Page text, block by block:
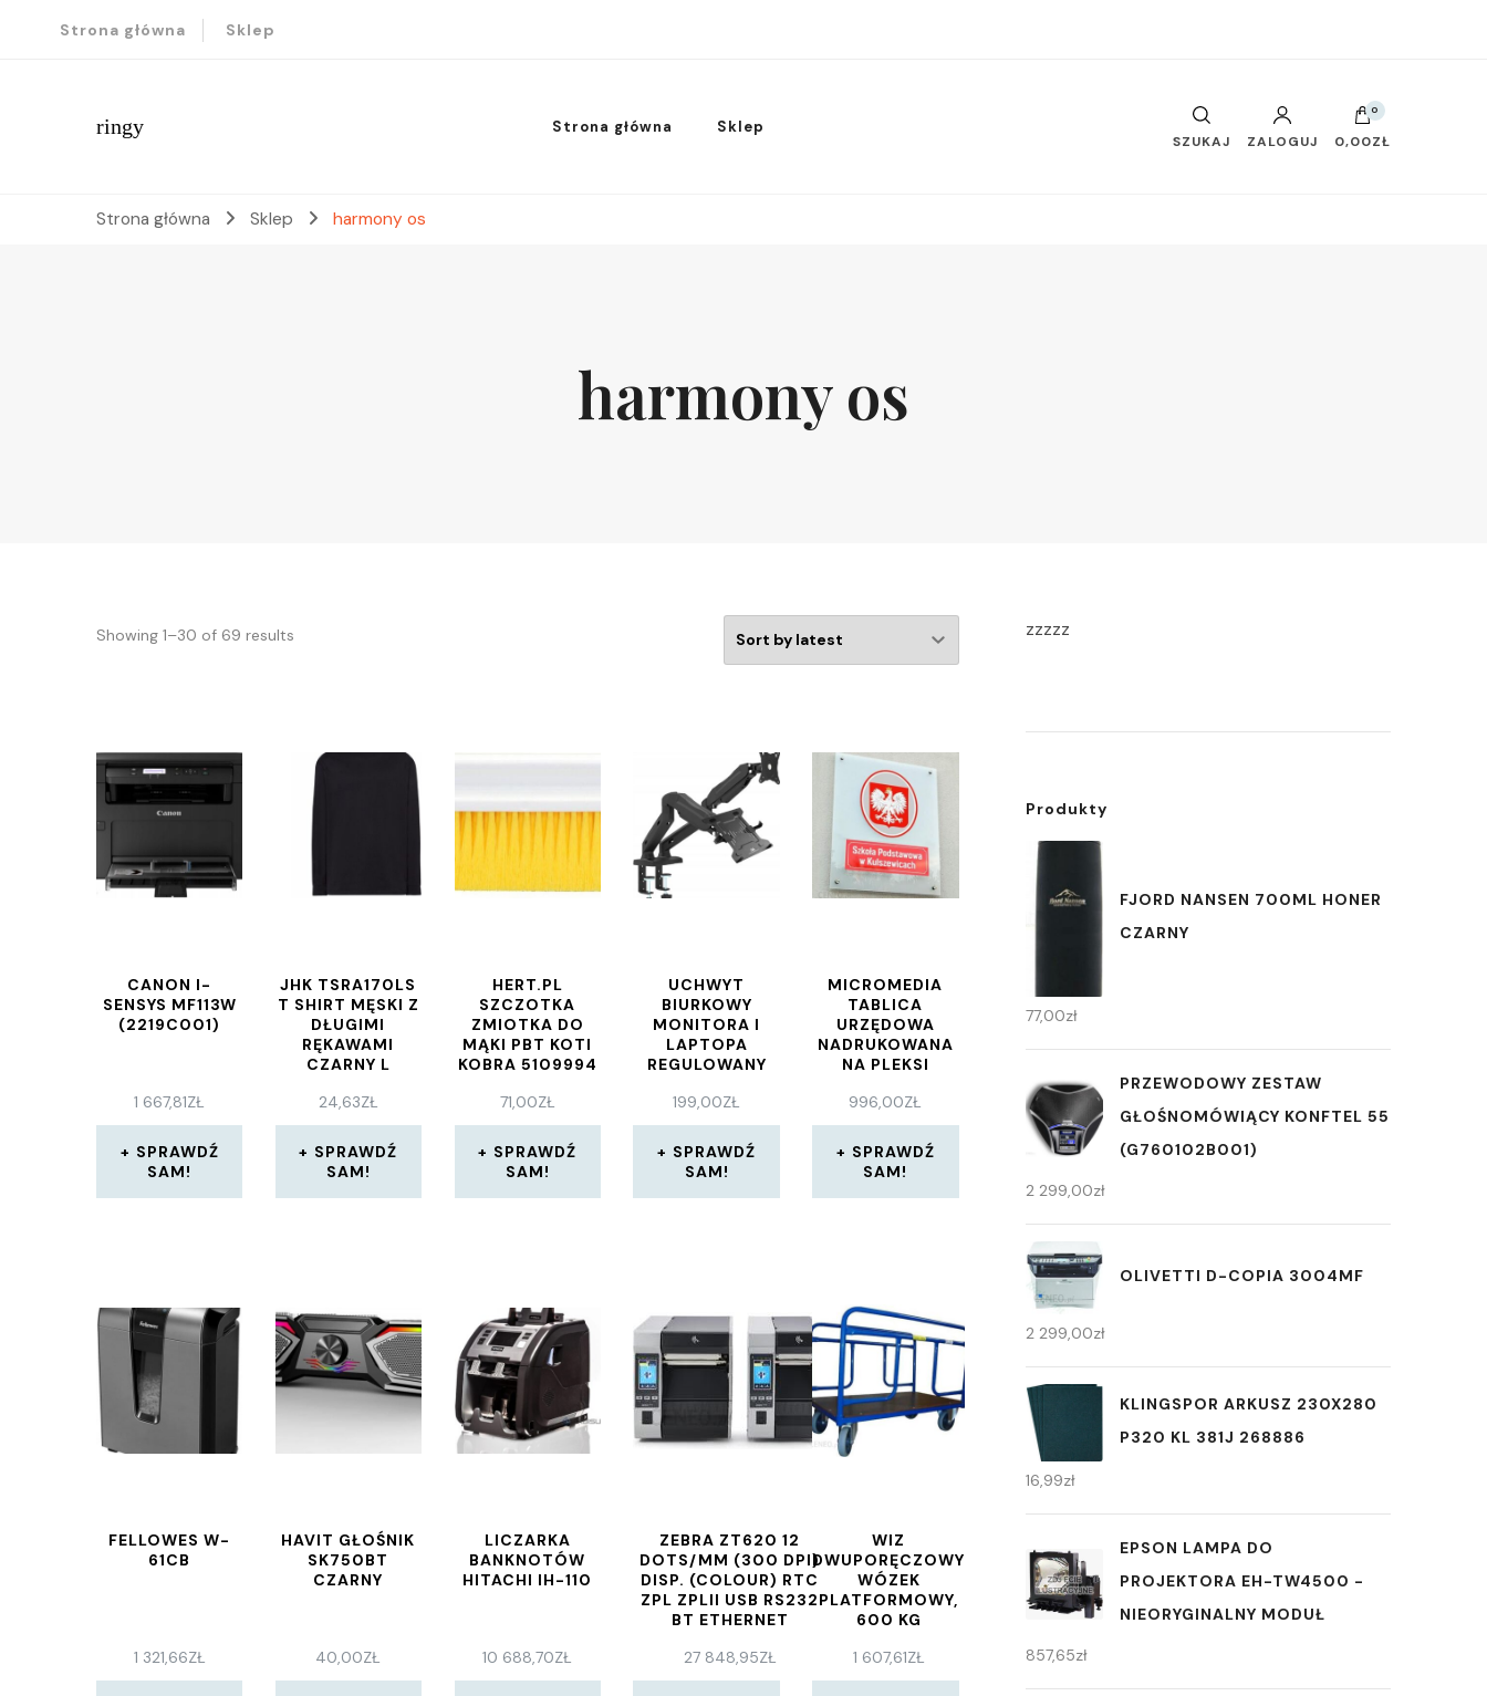
Strona główna Sklep
ringy Strona główna Sklep
SZUKAJ ZALOGUJ
0
0,00ZŁ
Strona główna Sklep harmony os
harmony os
Showing 1–30 of 69 results
CANON I-
SENSYS MF113W
(2219C001)
1 667,81ZŁ
SPRAWDŹ
SAM!
JHK TSRA170LS
T SHIRT MĘSKI Z
DŁUGIMI
RĘKAWAMI
CZARNY L
24,63ZŁ
SPRAWDŹ
SAM!
HERT.PL
SZCZOTKA
ZMIOTKA DO
MĄKI PBT KOTI
KOBRA 5109994
71,00ZŁ
SPRAWDŹ
SAM!
UCHWYT
BIURKOWY
MONITORA I
LAPTOPA
REGULOWANY
199,00ZŁ
SPRAWDŹ
SAM!
MICROMEDIA
TABLICA
URZĘDOWA
NADRUKOWANA
NA PLEKSI
GODŁEM 90 CM
X 80 CM
996,00ZŁ
SPRAWDŹ
SAM!
FELLOWES W-
61CB
1 321,66ZŁ
HAVIT GŁOŚNIK
SK750BT
CZARNY
40,00ZŁ
LICZARKA
BANKNOTÓW
HITACHI IH-110
10 688,70ZŁ
ZEBRA ZT620 12
DOTS/MM (300 DPI)
DISP. (COLOUR) RTC
ZPL ZPLII USB RS232
BT ETHERNET
27 848,95ZŁ
WIZ
DWUPORĘCZOWY
WÓZEK
PLATFORMOWY,
600 KG
1 607,61ZŁ
zzzzz
Produkty
FJORD NANSEN 700ML HONER
CZARNY
77,00zł
PRZEWODOWY ZESTAW
GŁOŚNOMÓWIĄCY KONFTEL 55
(G760102B001)
2 299,00zł
OLIVETTI D-COPIA 3004MF
2 299,00zł
KLINGSPOR ARKUSZ 230X280
P320 KL 381J 268886
16,99zł
EPSON LAMPA DO
PROJEKTORA EH-TW4500 -
NIEORYGINALNY MODUŁ
857,65zł